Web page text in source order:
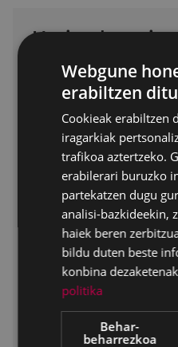
Haciendo
EGUNA
Webgune
erabiltzen ditu
Cookieak erabiltzen
iragarkiak
trafikoa aztertzeko.
erabilerari buruzko
partekatzen dugu
analisi-bazkideekin,
haiek beren
bildu duten beste
konbina
politika
Behar-
beharrezkoa